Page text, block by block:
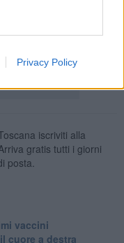
Privacy Policy
iscriviti alla
gratis tutti i giorni
posta.
vaccini
cuore a destra